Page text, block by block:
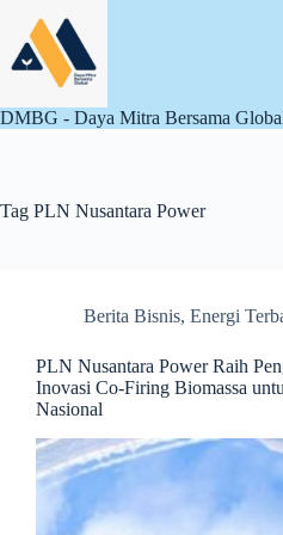
content
DMBG - Daya Mitra Bersama
Tag PLN Nusantara Power
Berita Bisnis, Energi
PLN Nusantara Power Raih
Inovasi Co-Firing Biomassa
Nasional